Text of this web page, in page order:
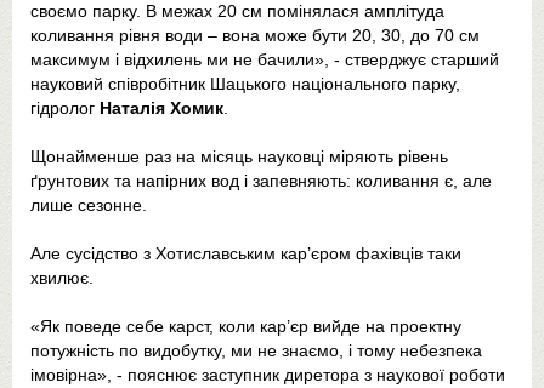
своємо парку. В межах 20 см помінялася амплітуда
коливання рівня води – вона може бути 20, 30, до 70 см
максимум і відхилень ми не бачили», - стверджує старший
науковий співробітник Шацького національного парку,
гідролог Наталія Хомик
Щонайменше раз на місяць науковці міряють рівень
ґрунтових та напірних вод і запевняють: коливання є, але
лише сезонне.
Але сусідство з Хотиславським кар’єром фахівців таки
хвилює.
«Як поведе себе карст, коли кар’єр вийде на проектну
потужність по видобутку, ми не знаємо, і тому небезпека
імовірна», - пояснює заступник диретора з наукової роботи